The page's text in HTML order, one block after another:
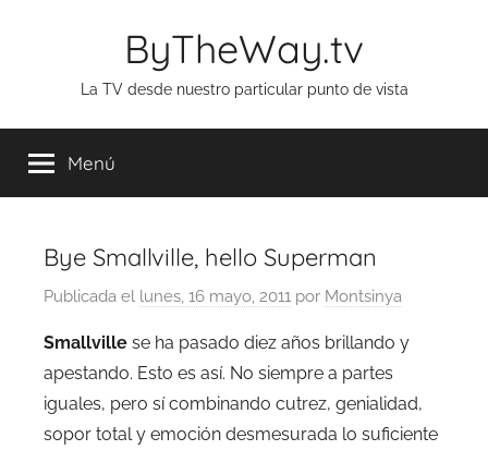
ByTheWay.tv
La TV desde nuestro particular punto de vista
Menú
Bye Smallville, hello Superman
Publicada el lunes, 16 mayo, 2011 por Montsinya
Smallville se ha pasado diez años brillando y
apestando. Esto es así. No siempre a partes
iguales, pero sí combinando cutrez, genialidad,
sopor total y emoción desmesurada lo suficiente